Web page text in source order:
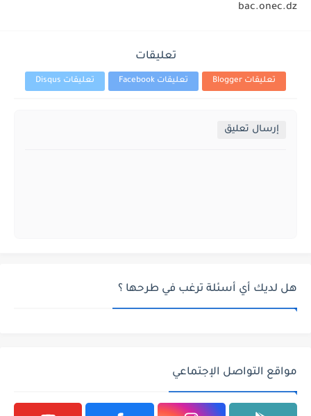
bac.onec.dz
تعليقات
تعليقات Blogger تعليقات Facebook تعليقات Disqus
إرسال تعليق
هل لديك أي أسئلة ترغب في طرحها ؟
مواقع التواصل الإجتماعي